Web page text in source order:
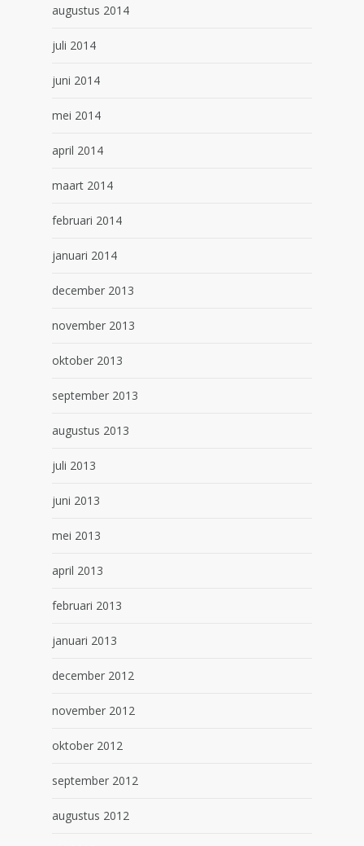
augustus 2014
juli 2014
juni 2014
mei 2014
april 2014
maart 2014
februari 2014
januari 2014
december 2013
november 2013
oktober 2013
september 2013
augustus 2013
juli 2013
juni 2013
mei 2013
april 2013
februari 2013
januari 2013
december 2012
november 2012
oktober 2012
september 2012
augustus 2012